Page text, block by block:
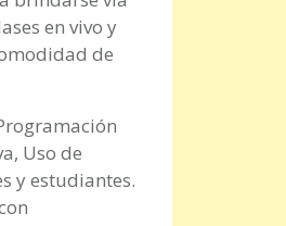
en vivo y
de
Uso de
y estudiantes.